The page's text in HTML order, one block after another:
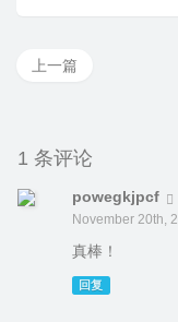
上一篇
1 条评论
powegkjpcf
November 20th,
真棒！
回复